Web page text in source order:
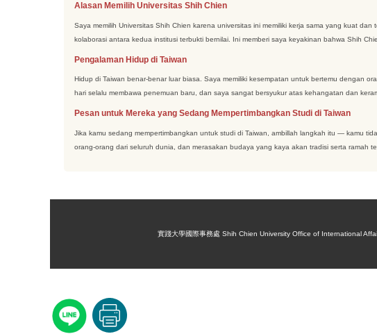
Alasan Memilih Universitas Shih Chien
Saya memilih Universitas Shih Chien karena universitas ini memiliki kerja sama yang kuat
kolaborasi antara kedua institusi terbukti bernilai. Ini memberi saya keyakinan bahwa Shih
Pengalaman Hidup di Taiwan
Hidup di Taiwan benar-benar luar biasa. Saya memiliki kesempatan untuk bertemu dengan
hari selalu membawa penemuan baru, dan saya sangat bersyukur atas kehangatan dan
Pesan untuk Mereka yang Sedang Mempertimbangkan Studi di Taiwan
Jika kamu sedang mempertimbangkan untuk studi di Taiwan, ambillah langkah itu — kamu
orang-orang dari seluruh dunia, dan merasakan budaya yang kaya akan tradisi serta
實踐大學國際事務處 Shih Chien University Office of International